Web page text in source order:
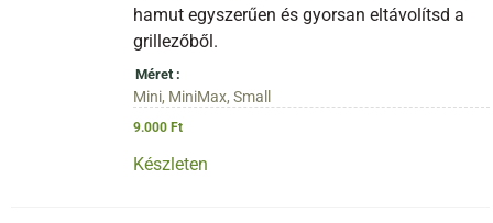
hamut egyszerűen és gyorsan eltávolítsd a
grillezőből.
Méret
Mini, MiniMax, Small
9.000 Ft
Készleten